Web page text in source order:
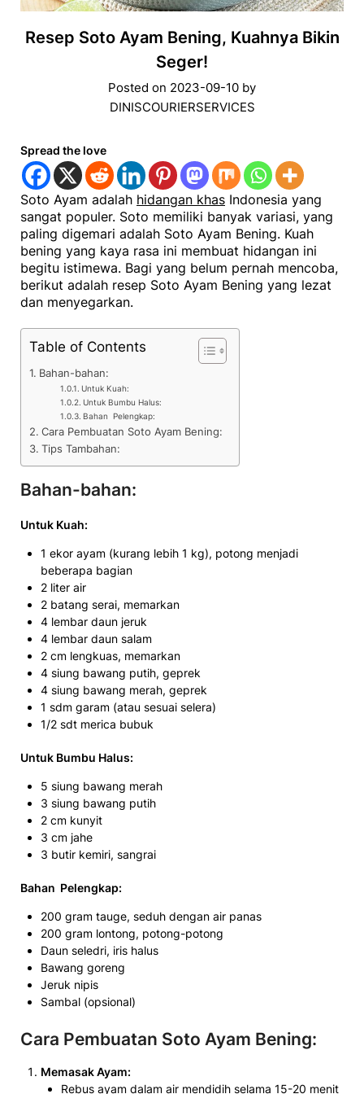
Resep Soto Ayam Bening, Kuahnya Bikin
Seger!
Posted on 2023-09-10 by
DINISCOURIERSERVICES
Spread the love
Soto Ayam adalah hidangan khas Indonesia yang
sangat populer. Soto memiliki banyak variasi, yang
paling digemari adalah Soto Ayam Bening. Kuah
bening yang kaya rasa ini membuat hidangan ini
begitu istimewa. Bagi yang belum pernah mencoba,
berikut adalah resep Soto Ayam Bening yang lezat
dan menyegarkan.
Table of Contents
Bahan-bahan:
Untuk Kuah:
Untuk Bumbu Halus:
Bahan Pelengkap:
Cara Pembuatan Soto Ayam Bening:
Tips Tambahan:
Bahan-bahan:
Untuk Kuah:
1 ekor ayam (kurang lebih 1 kg), potong menjadi
beberapa bagian
2 liter air
2 batang serai, memarkan
4 lembar daun jeruk
4 lembar daun salam
2 cm lengkuas, memarkan
4 siung bawang putih, geprek
4 siung bawang merah, geprek
1 sdm garam (atau sesuai selera)
1/2 sdt merica bubuk
Untuk Bumbu Halus:
5 siung bawang merah
3 siung bawang putih
2 cm kunyit
3 cm jahe
3 butir kemiri, sangrai
Bahan Pelengkap:
200 gram tauge, seduh dengan air panas
200 gram lontong, potong-potong
Daun seledri, iris halus
Bawang goreng
Jeruk nipis
Sambal (opsional)
Cara Pembuatan Soto Ayam Bening:
Memasak Ayam:
Rebus ayam dalam air mendidih selama 15-20 menit